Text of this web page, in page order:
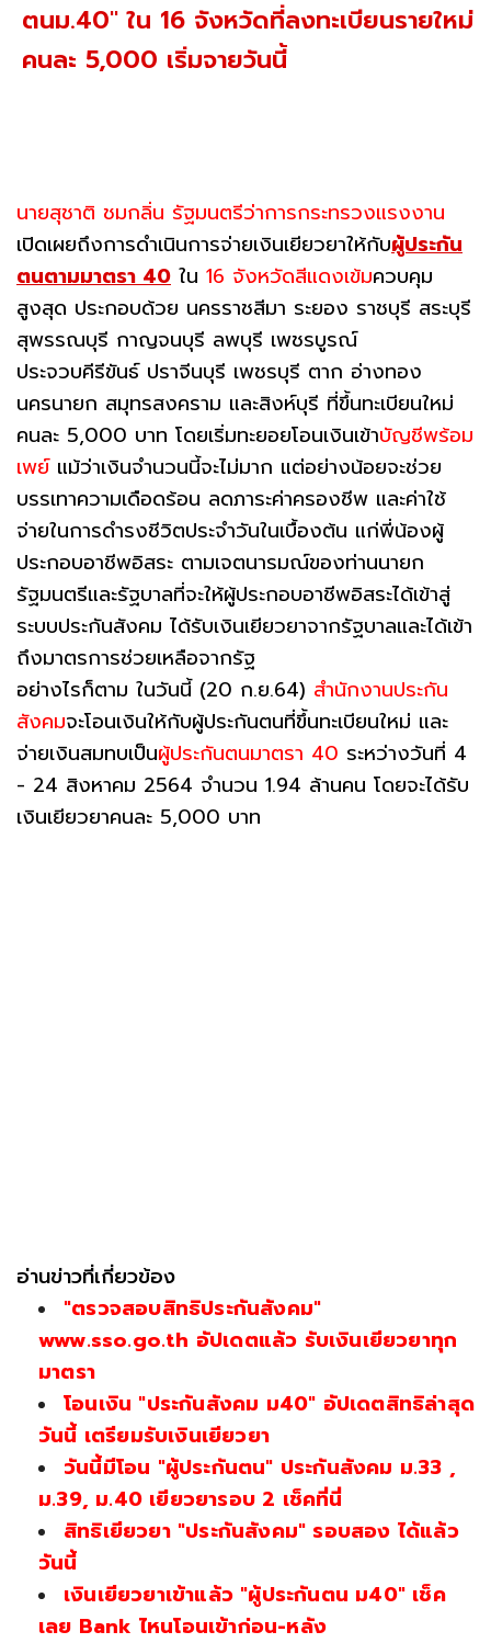
ตนม.40" ใน 16 จังหวัดที่ลงทะเบียนรายใหม่
คนละ 5,000 เริ่มจายวันนี้
นายสุชาติ ชมกลิ่น รัฐมนตรีว่าการกระทรวงแรงงาน
เปิดเผยถึงการดำเนินการจ่ายเงินเยียวยาให้กับผู้ประกัน
ตนตามมาตรา 40 ใน 16 จังหวัดสีแดงเข้มควบคุม
สูงสุด ประกอบด้วย นครราชสีมา ระยอง ราชบุรี สระบุรี
สุพรรณบุรี กาญจนบุรี ลพบุรี เพชรบูรณ์
ประจวบคีรีขันธ์ ปราจีนบุรี เพชรบุรี ตาก อ่างทอง
นครนายก สมุทรสงคราม และสิงห์บุรี ที่ขึ้นทะเบียนใหม่
คนละ 5,000 บาท โดยเริ่มทะยอยโอนเงินเข้าบัญชีพร้อม
เพย์แม้ว่าเงินจำนวนนี้จะไม่มาก แต่อย่างน้อยจะช่วย
บรรเทาความเดือดร้อน ลดภาระค่าครองชีพ และค่าใช้
จ่ายในการดำรงชีวิตประจำวันในเบื้องต้น แก่พี่น้องผู้
ประกอบอาชีพอิสระ ตามเจตนารมณ์ของท่านนายก
รัฐมนตรีและรัฐบาลที่จะให้ผู้ประกอบอาชีพอิสระได้เข้าสู่
ระบบประกันสังคม ได้รับเงินเยียวยาจากรัฐบาลและได้เข้า
ถึงมาตรการช่วยเหลือจากรัฐ
อย่างไรก็ตาม ในวันนี้ (20 ก.ย.64) สำนักงานประกัน
สังคมจะโอนเงินให้กับผู้ประกันตนที่ขึ้นทะเบียนใหม่ และ
จ่ายเงินสมทบเป็นผู้ประกันตนมาตรา 40 ระหว่างวันที่ 4
- 24 สิงหาคม 2564 จำนวน 1.94 ล้านคน โดยจะได้รับ
เงินเยียวยาคนละ 5,000 บาท
อ่านข่าวที่เกี่ยวข้อง
"ตรวจสอบสิทธิประกันสังคม"
www.sso.go.th อัปเดตแล้ว รับเงินเยียวยาทุก
มาตรา
โอนเงิน "ประกันสังคม ม40" อัปเดตสิทธิล่าสุด
วันนี้ เตรียมรับเงินเยียวยา
วันนี้มีโอน "ผู้ประกันตน" ประกันสังคม ม.33 ,
ม.39, ม.40 เยียวยารอบ 2 เช็คที่นี่
สิทธิเยียวยา "ประกันสังคม" รอบสอง ได้แล้ว
วันนี้
เงินเยียวยาเข้าแล้ว "ผู้ประกันตน ม40" เช็ค
เลย Bank ไหนโอนเข้าก่อน-หลัง